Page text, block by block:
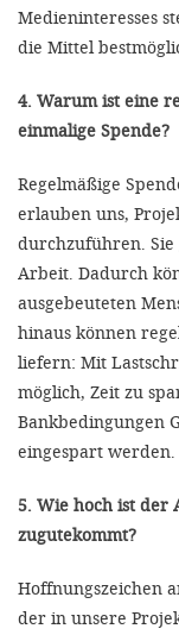
Medieninteresses
die Mittel
4. Warum ist eine
einmalige Spende?
Regelmäßige
erlauben uns,
durchzuführen.
Arbeit. Dadurch
ausgebeuteten
hinaus können
liefern: Mit
möglich, Zeit zu
Bankbedingungen
eingespart werden.
5. Wie hoch ist der
zugutekommt?
Hoffnungszeichen
der in unsere